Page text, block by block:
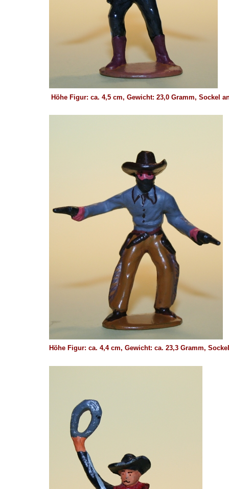
Höhe Figur: ca. 4,5 cm, Gewicht: 23,0 Gramm, Sockel
Höhe Figur: ca. 4,4 cm, Gewicht: ca. 23,3 Gramm,